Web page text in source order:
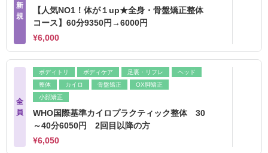
新
規
【人気NO1！体が１up★全身・骨盤矯正整体
コース】60分9350円→6000円
¥6,000
全
員
ボディトリ ボディケア 足裏・リフレ
ヘッド
整体
カイロ 骨盤矯正
OX脚矯正
小顔矯正
WHO国際基準カイロプラクティック整体 30
～40分6050円 2回目以降の方
¥6,050